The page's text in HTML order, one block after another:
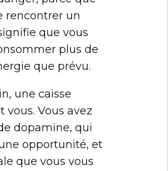
rencontrer un
que vous
plus de
que prévu.
une caisse
vous. Vous avez
dopamine, qui
opportunité, et
que vous vous